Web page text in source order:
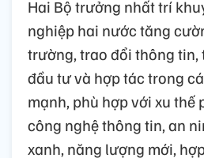
Hai Bộ trưởng nhất trí
nghiệp hai nước tăng
trường, trao đổi thông tin,
đầu tư và hợp tác trong
mạnh, phù hợp với xu thế
công nghệ thông tin, an
xanh, năng lượng mới,